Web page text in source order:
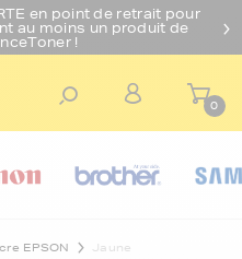
en point de retrait pour
au moins un produit de
!
0
EPSON Jaune